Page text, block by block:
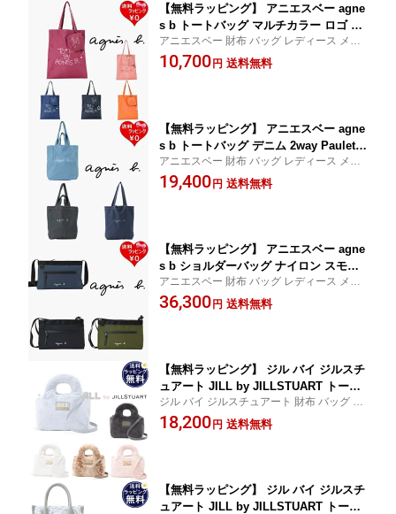
【無料ラッピング】 アニエスベー agne
s b トートバッグ マルチカラー ロゴ ト
ート 巾着 セットブランド 正規品 新品
ギフト プレゼント 人気 おすすめ 誕生
アニエスベー 財布 バッグ レディース メン
ズ 送料無料 正規品 新品 ギフト 記念日 お祝
い 入学祝 就職祝 クリスマス プレゼント お
10,700 円 送料無料
【無料ラッピング】 アニエスベー agne
s b トートバッグ デニム 2way Paulette
リバーシブルブランド 正規品 新品 ギフ
ト プレゼント 人気 おすすめ 誕生日 記
アニエスベー 財布 バッグ レディース メン
ズ 送料無料 正規品 新品 ギフト 記念日 お祝
い 入学祝 就職祝 クリスマス プレゼント お
19,400 円 送料無料
【無料ラッピング】 アニエスベー agne
s b ショルダーバッグ ナイロン スモー
ルブランド 正規品 新品 ギフト プレゼ
ント 人気 おすすめ 誕生日 記念日 クリ
アニエスベー 財布 バッグ レディース メン
ズ 送料無料 正規品 新品 ギフト 記念日 お祝
い 入学祝 就職祝 クリスマス プレゼント お
36,300 円 送料無料
【無料ラッピング】 ジル バイ ジルスチ
ュアート JILL by JILLSTUART トート
バッグ フラッフィー レディースブラン
ド 正規品 新品 ギフト プレゼント 人気
ジル バイ ジルスチュアート 財布 バッグ レ
ディース 送料無料 正規品 新品 記念日 お祝
い 入学祝 就職祝 クリスマス プレゼント か
18,200 円 送料無料
【無料ラッピング】 ジル バイ ジルスチ
ュアート JILL by JILLSTUART トート